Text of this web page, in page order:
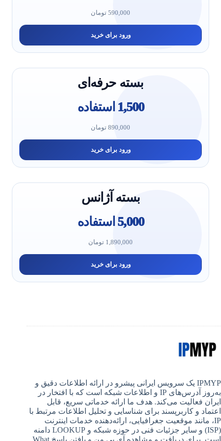
590,000 تومان
ورود برای خرید
بسته حرفه‌ای
1,500 استفاده
890,000 تومان
ورود برای خرید
بسته آژانس
5,000 استفاده
1,890,000 تومان
ورود برای خرید
IPMYP یک سرویس ایرانی پیشرو در ارائه اطلاعات دقیق و
به‌روز آدرس‌های IP و اطلاعات شبکه است که با افتخار در
ایران فعالیت می‌کند. هدف ما ارائه خدماتی سریع، قابل
اعتماد و کاربرپسند برای شناسایی و تحلیل اطلاعات مرتبط با
IP، مانند موقعیت جغرافیایی، ارائه‌دهنده خدمات اینترنت
(ISP) و سایر جزئیات فنی در حوزه شبکه و LOOKUP دامنه
است. برای دریافت و مشاهده آی پی من و یافتن پاسخ What